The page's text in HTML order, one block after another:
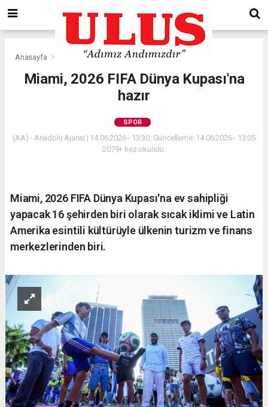
Anasayfa
Miami, 2026 FIFA Dünya Kupası'na
hazır
SPOR
(AA) - Anadolu Ajansı | 14.06.2026 - 13:30, Güncelleme: 14.06.2026 - 13:05
2079+ kez okundu.
Miami, 2026 FIFA Dünya Kupası'na ev sahipliği
yapacak 16 şehirden biri olarak sıcak iklimi ve Latin
Amerika esintili kültürüyle ülkenin turizm ve finans
merkezlerinden biri.